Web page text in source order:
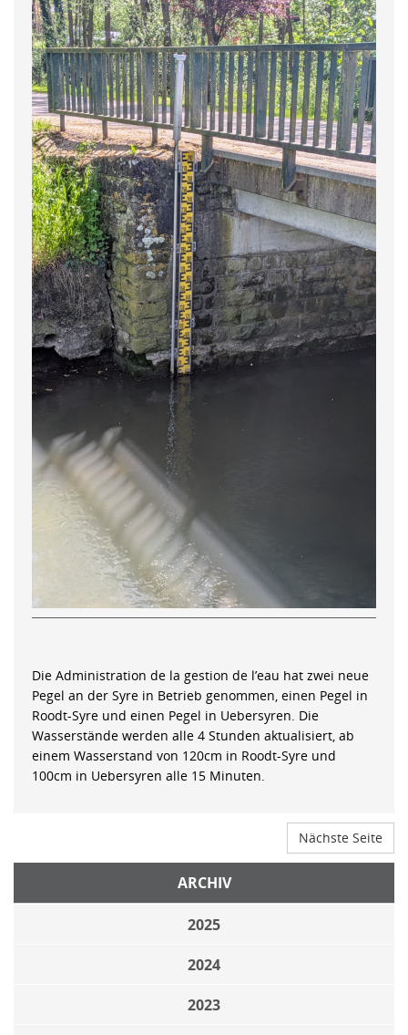
Die Administration de la gestion de l’eau hat zwei neue
Pegel an der Syre in Betrieb genommen, einen Pegel in
Roodt-Syre und einen Pegel in Uebersyren. Die
Wasserstände werden alle 4 Stunden aktualisiert, ab
einem Wasserstand von 120cm in Roodt-Syre und
100cm in Uebersyren alle 15 Minuten.
Nächste Seite
ARCHIV
2025
2024
2023